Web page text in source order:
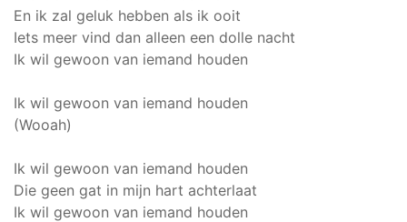
En ik zal geluk hebben als ik ooit
Iets meer vind dan alleen een dolle nacht
Ik wil gewoon van iemand houden
Ik wil gewoon van iemand houden
(Wooah)
Ik wil gewoon van iemand houden
Die geen gat in mijn hart achterlaat
Ik wil gewoon van iemand houden